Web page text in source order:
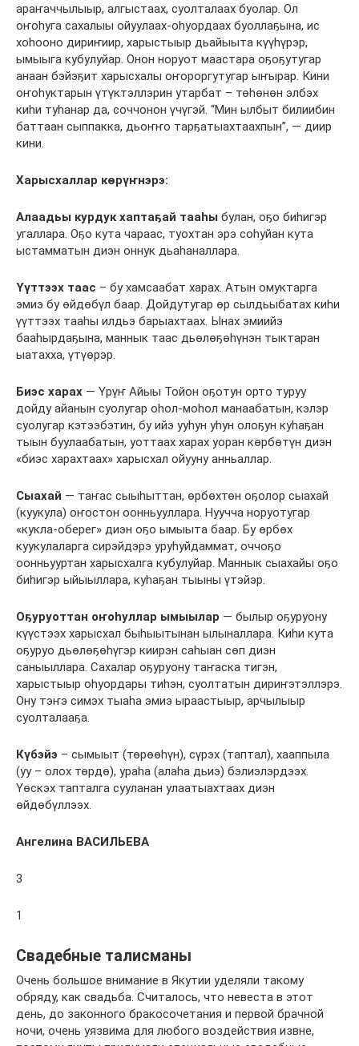
араҥаччылыыр, алгыстаах, суолталаах буолар. Ол
оҥоһуга сахалыы ойуулаах-оһуордаах буоллаҕына, ис
хоһооно дириҥиир, харыстыыр дьайыыта күүһүрэр,
ымыыга кубулуйар. Онон норуот маастара оҕоҕутугар
анаан бэйэҕит харысхалы оҥороргутугар ыҥырар. Кини
оҥоһуктарын үтүктэллэрин утарбат – төһөнөн элбэх
киһи туһанар да, соччонон үчүгэй. “Мин ылбыт билиибин
баттаан сыппакка, дьоҥҥо тарҕатыахтаахпын”, — диир
кини.
Харысхаллар көрүҥнэрэ:
Алаадьы курдук хаптаҕай тааһы булан, оҕо биһигэр
угаллара. Оҕо кута чараас, туохтан эрэ соһуйан кута
ыстамматын диэн оннук дьаһаналлара.
Үүттээх таас – бу хамсаабат харах. Атын омуктарга
эмиэ бу өйдөбүл баар. Дойдутугар өр сылдьыбатах киһи
үүттээх тааһы илдьэ барыахтаах. Ынах эмиийэ
бааһырдаҕына, маннык таас дьөлөҕөһүнэн тыктаран
ыатахха, үтүөрэр.
Биэс харах — Үрүҥ Айыы Тойон оҕотун орто туруу
дойду айанын суолугар оһол-моһол манаабатын, кэлэр
суолугар кэтээбэтин, бу ийэ ууһун уһун олоҕун куһаҕан
тыын буулаабатын, уоттаах харах уоран көрбөтүн диэн
«биэс харахтаах» харысхал ойууну анньаллар.
Сыахай — таҥас сыыһыттан, өрбөхтөн оҕолор сыахай
(куукула) оҥостон оонньууллара. Нуучча норуотугар
«кукла-оберег» диэн оҕо ымыыта баар. Бу өрбөх
куукулаларга сирэйдэрэ уруһуйдаммат, оччоҕо
оонньууртан харысхалга кубулуйар. Маннык сыахайы оҕо
биһигэр ыйыыллара, куһаҕан тыыны үтэйэр.
Оҕуруоттан оҥоһуллар ымыылар — былыр оҕуруону
күүстээх харысхал быһыытынан ылыналлара. Киһи кута
оҕуруо дьөлөҕөһүгэр киирэн саһыан сөп диэн
саныыллара. Сахалар оҕуруону таҥаска тигэн,
харыстыыр оһуордары тиһэн, суолтатын дириҥэтэллэрэ.
Ону тэҥэ симэх тыаһа эмиэ ыраастыыр, арчылыыр
суолталааҕа.
Күбэйэ – сымыыт (төрөөһүн), сүрэх (таптал), хааппыла
(уу – олох төрдө), ураһа (алаһа дьиэ) бэлиэлэрдээх.
Үөскэх тапталга сууланан улаатыахтаах диэн
өйдөбүллээх.
Ангелина ВАСИЛЬЕВА
3
1
Свадебные талисманы
Очень большое внимание в Якутии уделяли такому
обряду, как свадьба. Считалось, что невеста в этот
день, до законного бракосочетания и первой брачной
ночи, очень уязвима для любого воздействия извне,